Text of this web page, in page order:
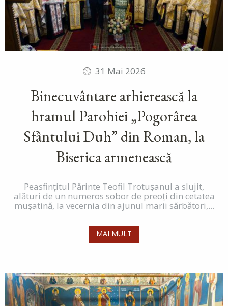
31 Mai 2026
Binecuvântare arhierească la
hramul Parohiei „Pogorârea
Sfântului Duh” din Roman, la
Biserica armenească
Peasfințitul Părinte Teofil Trotușanul a slujit,
alături de un numeros sobor de preoți din cetatea
mușatină, la vecernia din ajunul marii sărbători,...
MAI MULT